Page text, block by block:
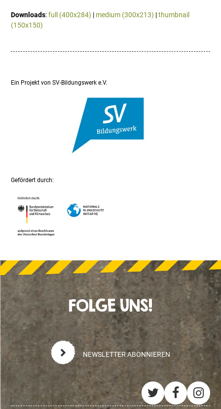
Downloads:full (400x284) | medium (300x213) |thumbnail
(150x150)
Ein Projekt von SV-Bildungswerk e.V.
Gefördert durch:
FOLGE UNS!
NEWSLETTER ABONNIEREN
Twitter